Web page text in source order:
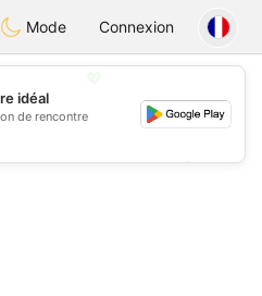
Citas
Mode Connexion
💕
idéal
de rencontre